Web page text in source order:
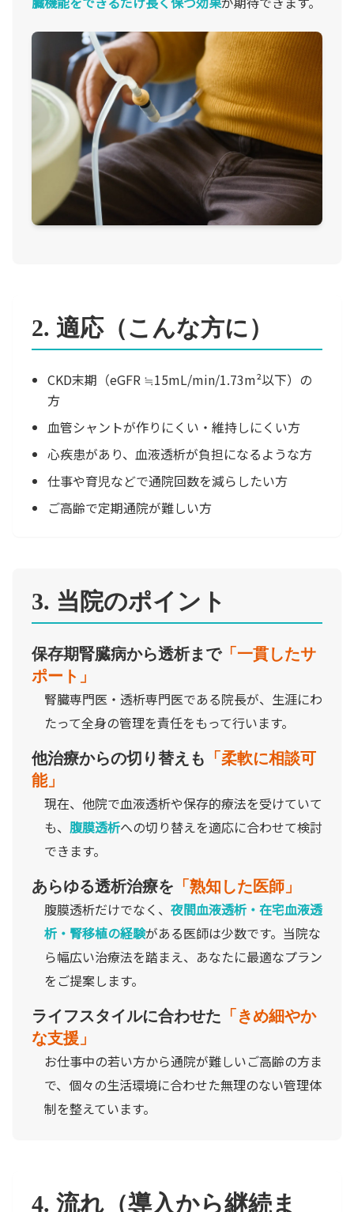
定期健診・雇入時健診
長引く咳（2週間以上）
尿が赤い（血尿・ミオグロビン尿など）
足のむくみ（浮腫）
業者様向け
2. 適応（こんな方に）
CKD末期（eGFR ≒15mL/min/1.73m²以下）の
方
血管シャントが作りにくい・維持しにくい方
心疾患があり、血液透析が負担になるような方
仕事や育児などで通院回数を減らしたい方
ご高齢で定期通院が難しい方
3. 当院のポイント
保存期腎臓病から透析まで「一貫したサ
ポート」
腎臓専門医・透析専門医である院長が、生涯にわ
たって全身の管理を責任をもって行います。
他治療からの切り替えも 「柔軟に相談可
能」
現在、他院で血液透析や保存的療法を受けていて
も、 腹膜透析への切り替えを適応に合わせて検討
できます。
あらゆる透析治療を 「熟知した医師」
腹膜透析だけでなく、 夜間血液透析・在宅血液透
析・腎移植の経験がある医師は少数です。当院な
ら幅広い治療法を踏まえ、あなたに最適なプラン
をご提案します。
ライフスタイルに合わせた 「きめ細やか
な支援」
お仕事中の若い方から通院が難しいご高齢の方ま
で、個々の生活環境に合わせた無理のない管理体
制を整えています。
4. 流れ（導入から継続ま